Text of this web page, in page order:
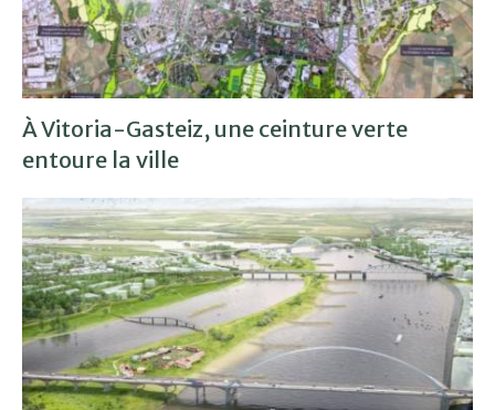
À Vitoria-Gasteiz, une ceinture verte
entoure la ville